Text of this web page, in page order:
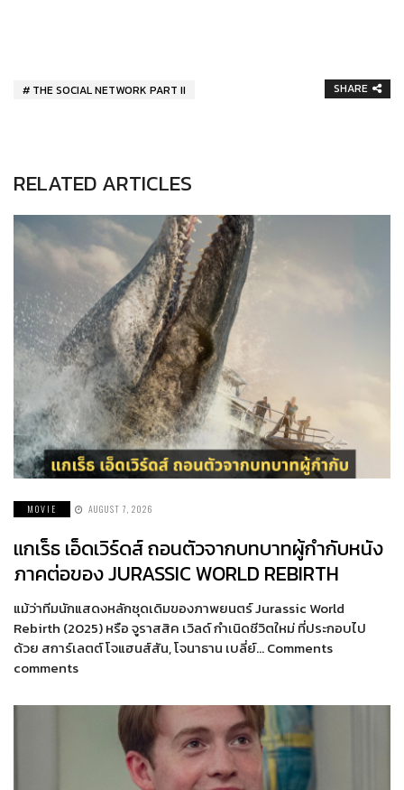
THE SOCIAL NETWORK PART II SHARE
RELATED ARTICLES
MOVIE AUGUST 7, 2026
แกเร็ธ เอ็ดเวิร์ดส์ ถอนตัวจากบทบาทผู้กำกับหนัง
ภาคต่อของ JURASSIC WORLD REBIRTH
แม้ว่าทีมนักแสดงหลักชุดเดิมของภาพยนตร์ Jurassic World
Rebirth (2025) หรือ จูราสสิค เวิลด์ กำเนิดชีวิตใหม่ ที่ประกอบไป
ด้วย สการ์เลตต์ โจแฮนส์สัน, โจนาธาน เบลี่ย์… Comments
comments